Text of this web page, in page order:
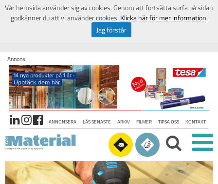
Annons:
ANNONSERA LÄS SENASTE ARKIV FILMER TIPSA OSS KONTAKT
Vår hemsida använder sig av cookies. Genom att fortsätta surfa på sidan
godkänner du att vi använder cookies. Klicka här för mer information.
Jag förstår